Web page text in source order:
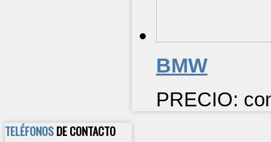
BMW
PRECIO:
TELÉFONOSDE CONTACTO